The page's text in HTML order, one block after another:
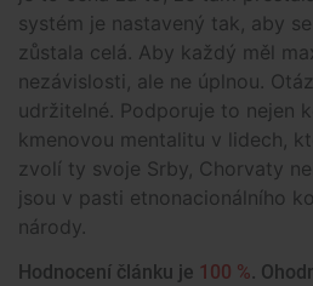
systém je nastavený tak, aby
zůstala celá. Aby každý měl
nezávislosti, ale ne úplnou.
udržitelné. Podporuje to nejen
kmenovou mentalitu v lidech,
zvolí ty svoje Srby, Chorvaty
jsou v pasti etnonacionálního
národy.
Hodnocení článku je 100 %.